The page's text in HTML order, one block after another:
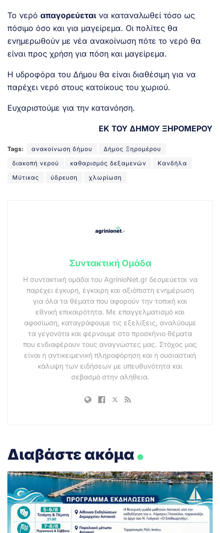
Το νερό απαγορεύεται να καταναλωθεί τόσο ως
πόσιμο όσο και για μαγείρεμα. Οι πολίτες θα
ενημερωθούν με νέα ανακοίνωση πότε το νερό θα
είναι προς χρήση για πόση και μαγείρεμα.
Η υδροφόρα του Δήμου θα είναι διαθέσιμη για να
παρέχει νερό στους κατοίκους του χωριού.
Ευχαριστούμε για την κατανόηση.
ΕΚ ΤΟΥ ΔΗΜΟΥ ΞΗΡΟΜΕΡΟΥ
Tags: ανακοίνωση δήμου
Δήμος Ξηρομέρου
διακοπή νερού
καθαρισμός δεξαμενών
Κανδήλα
Μύτικας
ύδρευση χλωρίωση
Συντακτική Ομάδα
Η συντακτική ομάδα του AgrinioNet.gr δεσμεύεται να
παρέχει έγκυρη, έγκαιρη και αξιόπιστη ενημέρωση
για όλα τα θέματα που αφορούν την τοπική και
εθνική επικαιρότητα. Με επαγγελματισμό και
αφοσίωση, καταγράφουμε τις εξελίξεις, αναλύουμε
τα γεγονότα και φέρνουμε στο προσκήνιο θέματα
που ενδιαφέρουν τους αναγνώστες μας. Στόχος μας
είναι η αντικειμενική πληροφόρηση και η ουσιαστική
κάλυψη των ειδήσεων με υπευθυνότητα και
σεβασμό στην αλήθεια.
Διαβάστε ακόμα.